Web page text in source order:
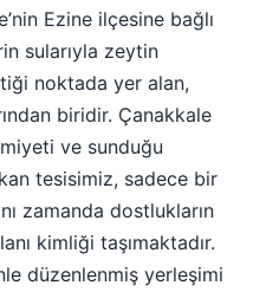
Ezine ilçesine bağlı
sularıyla zeytin
noktada yer alan,
biridir. Çanakkale
ve sunduğu
tesisimiz, sadece bir
zamanda dostlukların
kimliği taşımaktadır.
düzenlenmiş yerleşimi